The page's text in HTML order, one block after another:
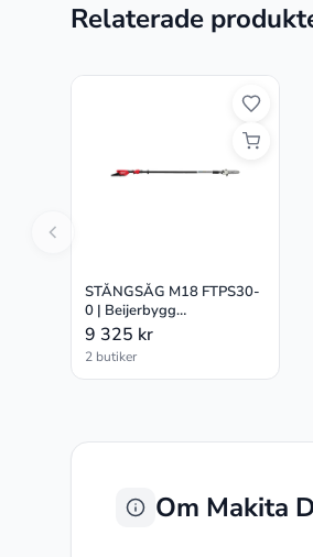
Relaterade
STÅNGSÅG M18 FTPS30-
0 | Beijerbygg
Byggmaterial
9 325 kr
2 butiker
Om Makita